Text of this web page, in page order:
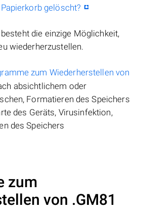
gelöscht?
die einzige Möglichkeit,
wiederherzustellen.
zum Wiederherstellen von
absichtlichem oder
Formatieren des Speichers
des Geräts, Virusinfektion,
des Speichers
zum
von .GM81